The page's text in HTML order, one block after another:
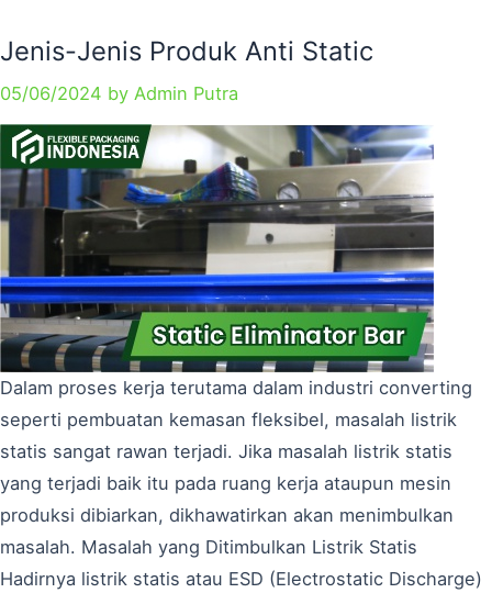
Jenis-Jenis Produk Anti Static
05/06/2024 by Admin Putra
Dalam proses kerja terutama dalam industri converting
seperti pembuatan kemasan fleksibel, masalah listrik
statis sangat rawan terjadi. Jika masalah listrik statis
yang terjadi baik itu pada ruang kerja ataupun mesin
produksi dibiarkan, dikhawatirkan akan menimbulkan
masalah. Masalah yang Ditimbulkan Listrik Statis
Hadirnya listrik statis atau ESD (Electrostatic Discharge)